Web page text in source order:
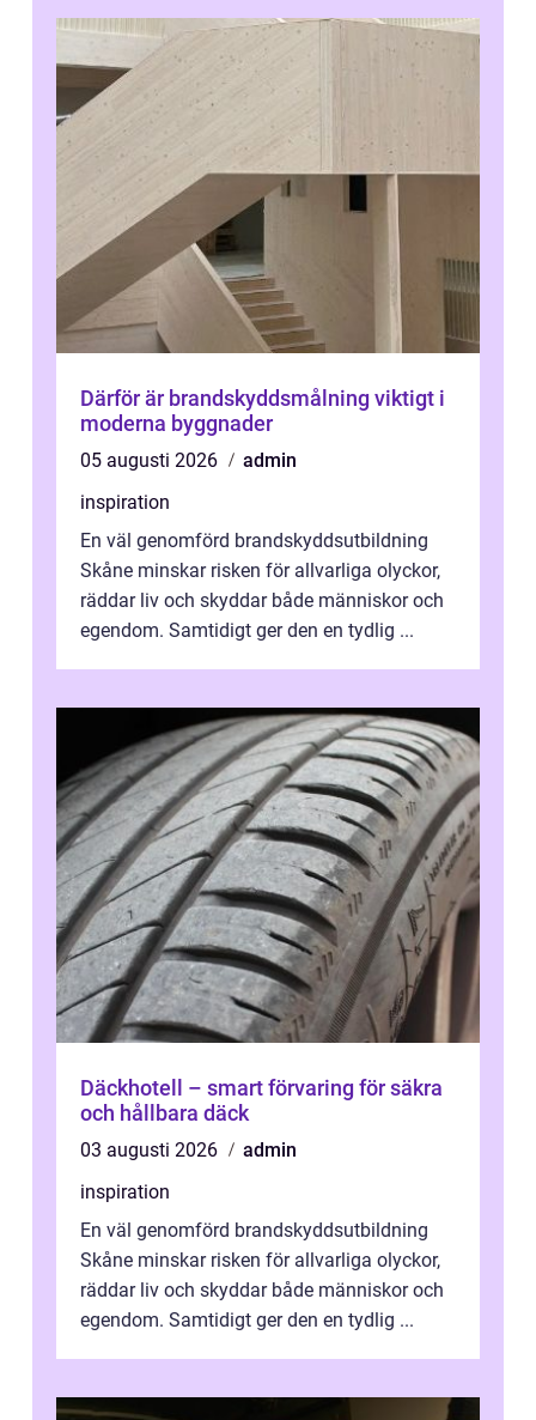
Därför är brandskyddsmålning viktigt i
moderna byggnader
05 augusti 2026
admin
inspiration
En väl genomförd brandskyddsutbildning
Skåne minskar risken för allvarliga olyckor,
räddar liv och skyddar både människor och
egendom. Samtidigt ger den en tydlig ...
Däckhotell – smart förvaring för säkra
och hållbara däck
03 augusti 2026
admin
inspiration
En väl genomförd brandskyddsutbildning
Skåne minskar risken för allvarliga olyckor,
räddar liv och skyddar både människor och
egendom. Samtidigt ger den en tydlig ...